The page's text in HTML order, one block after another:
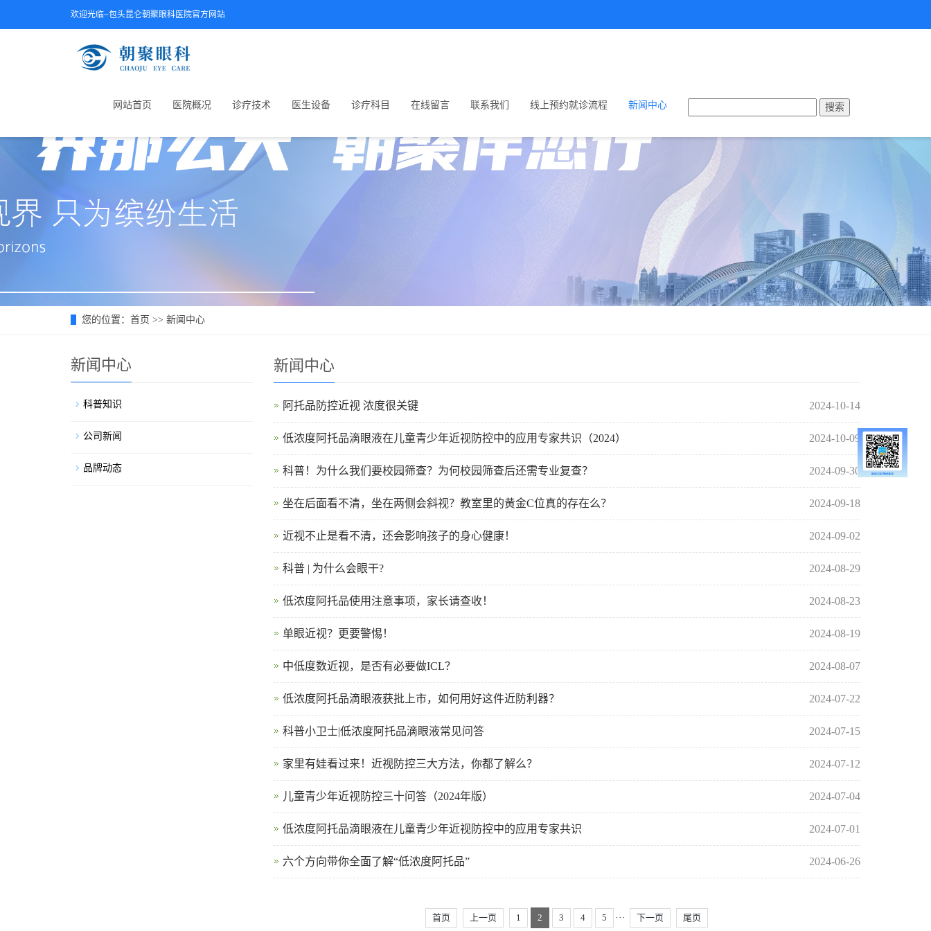
欢迎光临~包头昆仑朝聚眼科医院官方网站
网站首页 医院概况 诊疗技术 医生设备 诊疗科目 在线留言 联系我们 线上预约就诊流程 新闻中心 搜索
您的位置： 首页 >> 新闻中心
新闻中心
阿托品防控近视 浓度很关键 2024-10-14
低浓度阿托品滴眼液在儿童青少年近视防控中的应用专家共识（2024） 2024-10-09
科普！为什么我们要校园筛查？为何校园筛查后还需专业复查？ 2024-09-30
坐在后面看不清，坐在两侧会斜视？教室里的黄金C位真的存在么？ 2024-09-18
近视不止是看不清，还会影响孩子的身心健康！ 2024-09-02
科普 | 为什么会眼干? 2024-08-29
低浓度阿托品使用注意事项，家长请查收！ 2024-08-23
单眼近视？更要警惕！ 2024-08-19
中低度数近视，是否有必要做ICL？ 2024-08-07
低浓度阿托品滴眼液获批上市，如何用好这件近防利器？ 2024-07-22
科普小卫士|低浓度阿托品滴眼液常见问答 2024-07-15
家里有娃看过来！近视防控三大方法，你都了解么？ 2024-07-12
儿童青少年近视防控三十问答（2024年版） 2024-07-04
低浓度阿托品滴眼液在儿童青少年近视防控中的应用专家共识 2024-07-01
六个方向带你全面了解“低浓度阿托品” 2024-06-26
首页 上一页 1 2 3 4 5 ··· 下一页 尾页
新闻中心
科普知识
公司新闻
品牌动态